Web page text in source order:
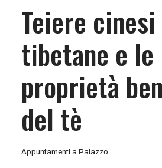
Teiere cinesi
tibetane e le
proprietà
del tè
Appuntamenti a Palazzo